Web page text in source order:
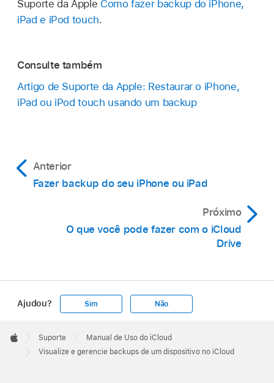
Suporte da Apple Como fazer backup do iPhone,
iPad e iPod touch.
Consulte também
Artigo de Suporte da Apple: Restaurar o iPhone,
iPad ou iPod touch usando um backup
Anterior
Fazer backup do seu iPhone ou iPad
Próximo
O que você pode fazer com o iCloud
Drive
Ajudou? Sim Não
Footer

Apple
Suporte
Manual de Uso do iCloud
Visualize e gerencie backups de um dispositivo no iCloud